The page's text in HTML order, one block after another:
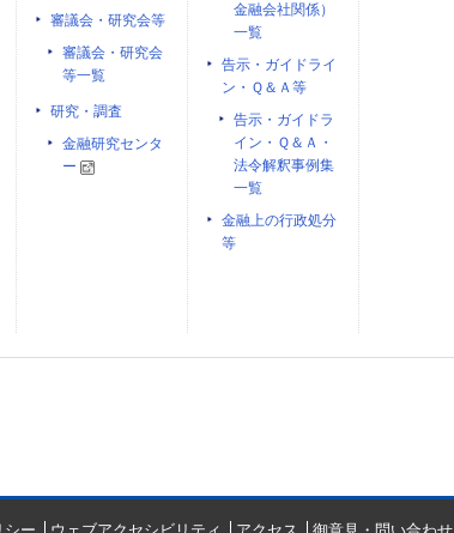
審議会・研究会等
審議会・研究会
等一覧
研究・調査
金融研究センタ
ー
金融会社関係）
一覧
告示・ガイドライ
ン・Ｑ＆Ａ等
告示・ガイドラ
イン・Ｑ＆Ａ・
法令解釈事例集
一覧
金融上の行政処分
等